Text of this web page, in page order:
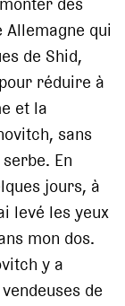
qui
de Shid,
réduire à
et la
sans
En
jours, à
levé les yeux
mon dos.
y a
de